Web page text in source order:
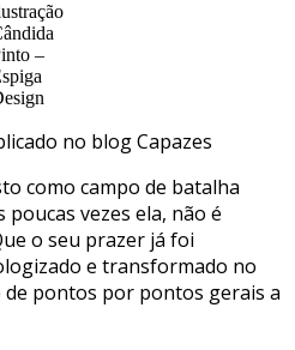
–
no blog Capazes
como campo de batalha
vezes ela, não é
o seu prazer já foi
e transformado no
pontos por pontos gerais a